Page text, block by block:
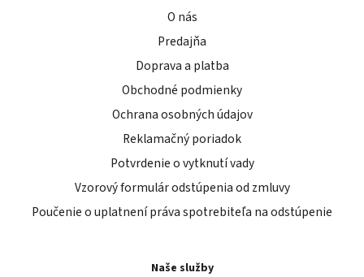
O nás
Predajňa
Doprava a platba
Obchodné podmienky
Ochrana osobných údajov
Reklamačný poriadok
Potvrdenie o vytknutí vady
Vzorový formulár odstúpenia od zmluvy
Poučenie o uplatnení práva spotrebiteľa na odstúpenie
Naše služby